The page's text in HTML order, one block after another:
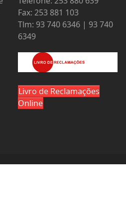
Fax: 253 881 103
Tlm: 93 740 6346 | 93 740
6349
Livro de Reclamações
Online